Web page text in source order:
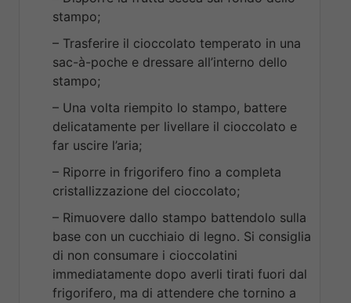
stampo;
– Trasferire il cioccolato temperato in una
sac-à-poche e dressare all’interno dello
stampo;
– Una volta riempito lo stampo, battere
delicatamente per livellare il cioccolato e
far uscire l’aria;
– Riporre in frigorifero fino a completa
cristallizzazione del cioccolato;
– Rimuovere dallo stampo battendolo sulla
base con un cucchiaio di legno. Si consiglia
di non consumare i cioccolatini
immediatamente dopo averli tirati fuori dal
frigorifero, ma di attendere che tornino a